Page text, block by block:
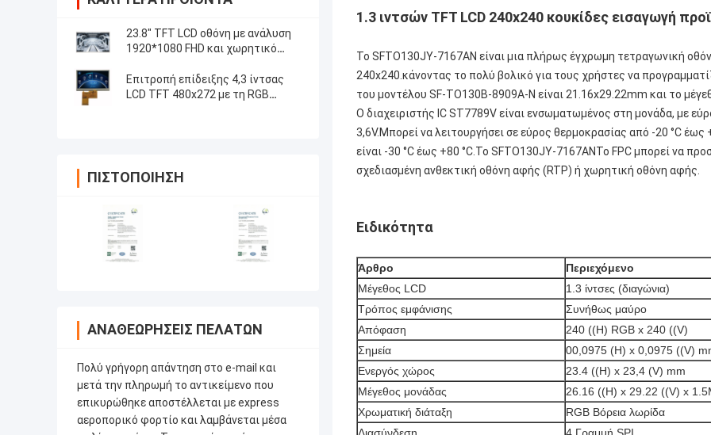
23.8" TFT LCD οθόνη με ανάλυση
1920*1080 FHD και χωρητικό
Επιτροπή επίδειξης 4,3 ίντσας
LCD TFT 480x272 με τη RGB
ΠΙΣΤΟΠΟΊΗΣΗ
ΑΝΑΘΕΩΡΉΣΕΙΣ ΠΕΛΑΤΏΝ
Πολύ γρήγορη απάντηση στο e-mail και
μετά την πληρωμή το αντικείμενο που
επικυρώθηκε αποστέλλεται με express
αεροπορικό φορτίο και λαμβάνεται μέσα
1.3 ιντσών TFT LCD 240x240 κουκίδες εισαγωγή
Το SFTO130JY-7167AN είναι μια πλήρως έγχρωμη τετραγωνική
240x240.κάνοντας το πολύ βολικό για τους χρήστες να
του μοντέλου SF-TO130B-8909A-N είναι 21.16x29.22mm και το
Ο διαχειριστής IC ST7789V είναι ενσωματωμένος στη μονάδα, με
3,6V.Μπορεί να λειτουργήσει σε εύρος θερμοκρασίας από -20 °C
είναι -30 °C έως +80 °C.Το SFTO130JY-7167ANΤο FPC μπορεί να
σχεδιασμένη ανθεκτική οθόνη αφής (RTP) ή χωρητική οθόνη αφής.
Ειδικότητα
Άρθρο
Περιεχόμενο
Μέγεθος LCD
1.3 ίντσες (διαγώνια)
Τρόπος εμφάνισης
Συνήθως μαύρο
Απόφαση
240 ((H) RGB x 240 ((V)
Σημεία
00,0975 (H) x 0,0975 ((V)
Ενεργός χώρος
23.4 ((H) x 23,4 (V) mm
Μέγεθος μονάδας
26.16 ((H) x 29.22 ((V) x
Χρωματική διάταξη
RGB Βόρεια λωρίδα